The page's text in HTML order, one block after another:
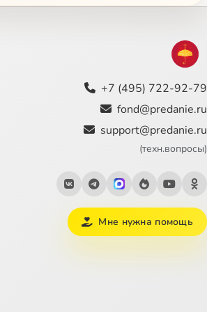
4:28
1:07
4:38
6:36
0:53
+7 (495) 722-92-79
fond@predanie.ru
support@predanie.ru
(техн.вопросы)
Мне нужна помощь